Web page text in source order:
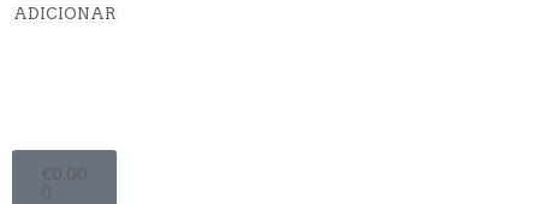
ADICIONAR
€0.00
0